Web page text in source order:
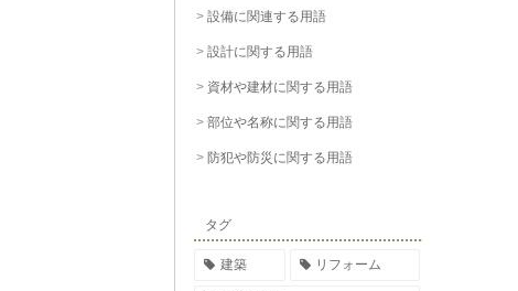
設備に関連する用語
設計に関する用語
資材や建材に関する用語
部位や名称に関する用語
防犯や防災に関する用語
タグ
建築 リフォーム